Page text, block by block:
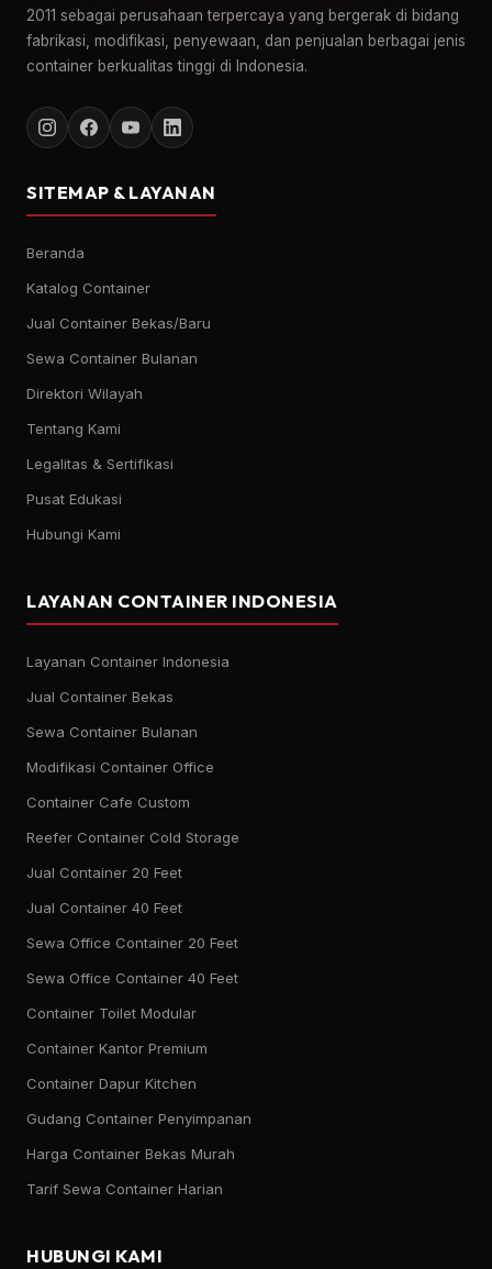
2011 sebagai perusahaan terpercaya yang bergerak di bidang
fabrikasi, modifikasi, penyewaan, dan penjualan berbagai jenis
container berkualitas tinggi di Indonesia.
SITEMAP & LAYANAN
Beranda
Katalog Container
Jual Container Bekas/Baru
Sewa Container Bulanan
Direktori Wilayah
Tentang Kami
Legalitas & Sertifikasi
Pusat Edukasi
Hubungi Kami
LAYANAN CONTAINER INDONESIA
Layanan Container Indonesia
Jual Container Bekas
Sewa Container Bulanan
Modifikasi Container Office
Container Cafe Custom
Reefer Container Cold Storage
Jual Container 20 Feet
Jual Container 40 Feet
Sewa Office Container 20 Feet
Sewa Office Container 40 Feet
Container Toilet Modular
Container Kantor Premium
Container Dapur Kitchen
Gudang Container Penyimpanan
Harga Container Bekas Murah
Tarif Sewa Container Harian
HUBUNGI KAMI